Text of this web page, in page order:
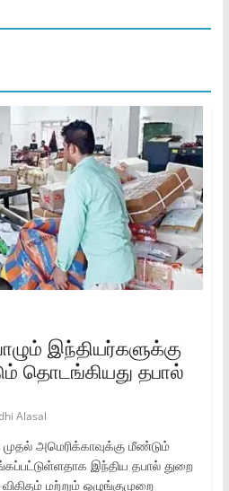
இந்தியர்களுக்கு
தொடங்கியது தபால்
Alasal
அமெரிக்காவுக்கு மீண்டும்
இந்திய தபால் துறை
விகிதம் மற்றும் ஒழுங்குமுறை